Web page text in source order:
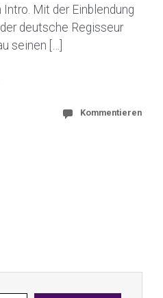
Mit der Einblendung
deutsche Regisseur
seinen […]
Kommentieren